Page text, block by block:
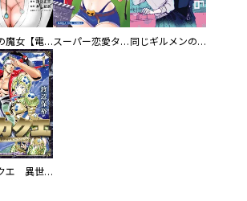
復讐の魔女【電子単行本版】 スーパー恋愛タイム！～現場でドＳな彼女は自宅でデレる～ 同じギルメンの声が好き
ドカクエ 異世界ドカコッククエスト